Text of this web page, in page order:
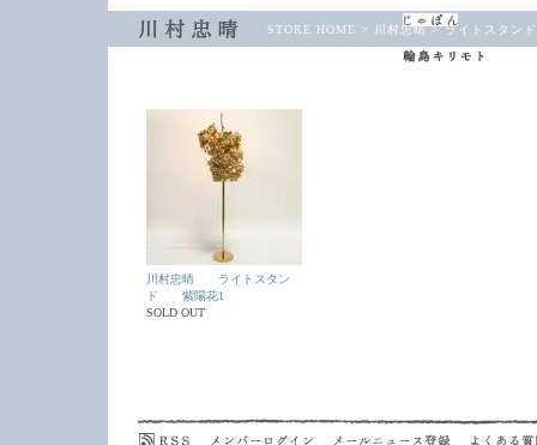
STORE HOME > 川村忠晴>ライトスタンド
川村忠晴 ライトスタン
ド 紫陽花1
SOLD OUT